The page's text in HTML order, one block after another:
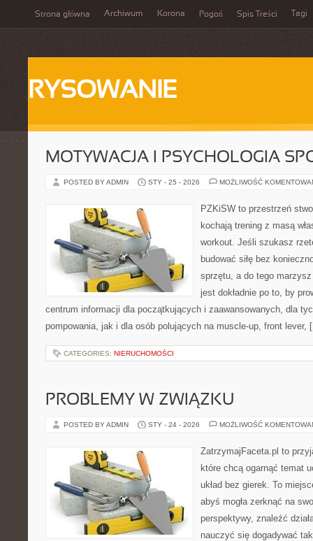
Strona główna Archiwum Korona Pogoń Spis Treści Tagi
RYSOWANIE
MOTYWACJA I PSYCHOLOGIA
POSTED BY ADMIN STY - 25 - 2026 MOŻLIWOŚĆ
PZKiSW to przestrzeń
kochają trening z masą
workout. Jeśli szukasz
budować siłę bez
sprzętu, a do tego
jest dokładnie po to, by
centrum informacji dla początkujących i zaawansowanych, dla
pompowania, jak i dla osób polujących na muscle-up, front lever,
CATEGORIES: NIERUCHOMOŚCI
PROBLEMY W ZWIĄZKU
POSTED BY ADMIN STY - 24 - 2026 MOŻLIWOŚĆ
ZatrzymajFaceta.pl to
które chcą ogarnąć temat
układ bez gierek. To
abyś mogła zerknąć na
perspektywy, znaleźć
nauczyć się dogadywać